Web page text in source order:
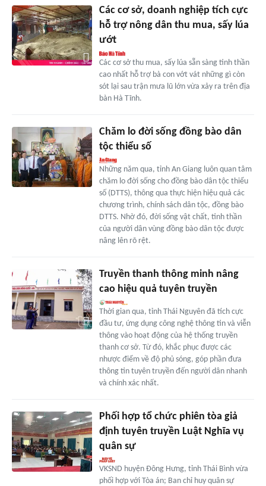
Các cơ sở, doanh nghiệp tích cực
hỗ trợ nông dân thu mua, sấy lúa
ướt
Các cơ sở thu mua, sấy lúa sẵn sàng tinh thần
cao nhất hỗ trợ bà con vớt vát những gì còn
sót lại sau trận mưa lũ lớn vừa xảy ra trên địa
bàn Hà Tĩnh.
Chăm lo đời sống đồng bào dân
tộc thiểu số
Những năm qua, tỉnh An Giang luôn quan tâm
chăm lo đời sống cho đồng bào dân tộc thiểu
số (DTTS), thông qua thực hiện hiệu quả các
chương trình, chính sách dân tộc, đồng bào
DTTS. Nhờ đó, đời sống vật chất, tinh thần
của người dân vùng đồng bào dân tộc được
nâng lên rõ rệt.
Truyền thanh thông minh nâng
cao hiệu quả tuyên truyền
Thời gian qua, tỉnh Thái Nguyên đã tích cực
đầu tư, ứng dụng công nghệ thông tin và viễn
thông vào hoạt động của hệ thống truyền
thanh cơ sở. Từ đó, khắc phục được các
nhược điểm về độ phủ sóng, góp phần đưa
thông tin tuyên truyền đến người dân nhanh
và chính xác nhất.
Phối hợp tổ chức phiên tòa giả
định tuyên truyền Luật Nghĩa vụ
quân sự
VKSND huyện Đông Hưng, tỉnh Thái Bình vừa
phối hợp với Tòa án; Ban chỉ huy quân sự